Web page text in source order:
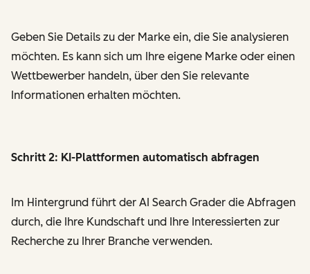
Geben Sie Details zu der Marke ein, die Sie analysieren
möchten. Es kann sich um Ihre eigene Marke oder einen
Wettbewerber handeln, über den Sie relevante
Informationen erhalten möchten.
Schritt 2: KI-Plattformen automatisch abfragen
Im Hintergrund führt der AI Search Grader die Abfragen
durch, die Ihre Kundschaft und Ihre Interessierten zur
Recherche zu Ihrer Branche verwenden.